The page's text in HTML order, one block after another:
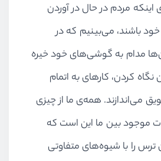
مردم در حال در آوردن
باشند، می‌بینیم که در
مدام به گوشی‌های خود خیره
نگاه کردن، کارهای به اتمام
می‌اندازند. همه‌ی ما از چیزی
موجود بین ما این است که
را با شیوه‌های متفاوتی